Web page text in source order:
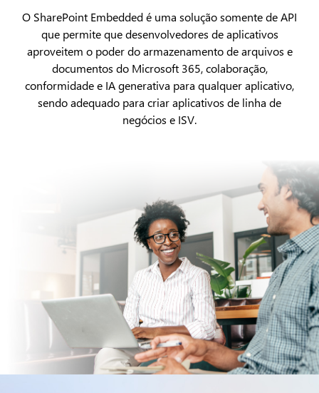
O SharePoint Embedded é uma solução somente de API
que permite que desenvolvedores de aplicativos
aproveitem o poder do armazenamento de arquivos e
documentos do Microsoft 365, colaboração,
conformidade e IA generativa para qualquer aplicativo,
sendo adequado para criar aplicativos de linha de
negócios e ISV.